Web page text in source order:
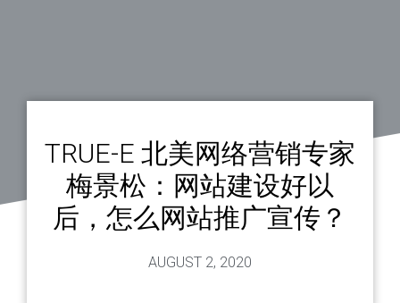
TRUE-E 北美网络营销专家
梅景松：网站建设好以
后，怎么网站推广宣传？
AUGUST 2, 2020